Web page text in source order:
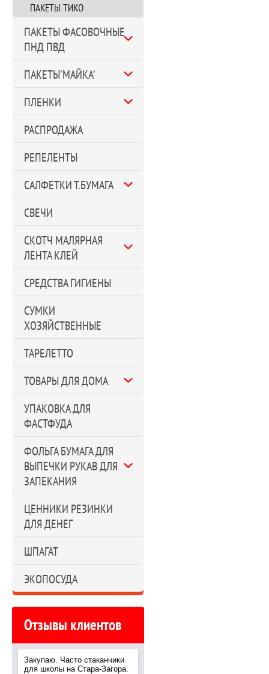
ПАКЕТЫ ТИКО
ПАКЕТЫ ФАСОВОЧНЫЕ
ПНД ПВД
ПАКЕТЫ'МАЙКА'
ПЛЕНКИ
РАСПРОДАЖА
РЕПЕЛЕНТЫ
САЛФЕТКИ Т.БУМАГА
СВЕЧИ
СКОТЧ МАЛЯРНАЯ
ЛЕНТА КЛЕЙ
СРЕДСТВА ГИГИЕНЫ
СУМКИ
ХОЗЯЙСТВЕННЫЕ
ТАРЕЛЕТТО
ТОВАРЫ ДЛЯ ДОМА
УПАКОВКА ДЛЯ
ФАСТФУДА
ФОЛЬГА БУМАГА ДЛЯ
ВЫПЕЧКИ РУКАВ ДЛЯ
ЗАПЕКАНИЯ
ЦЕННИКИ РЕЗИНКИ
ДЛЯ ДЕНЕГ
ШПАГАТ
ЭКОПОСУДА
Отзывы клиентов
Закупаю. Часто стаканчики
для школы на Стара-Загора.